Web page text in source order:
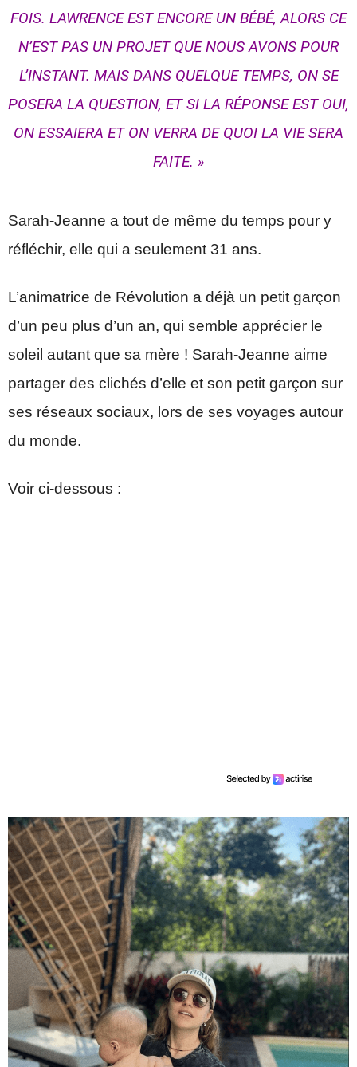
FOIS. LAWRENCE EST ENCORE UN BÉBÉ, ALORS CE
N’EST PAS UN PROJET QUE NOUS AVONS POUR
L’INSTANT. MAIS DANS QUELQUE TEMPS, ON SE
POSERA LA QUESTION, ET SI LA RÉPONSE EST OUI,
ON ESSAIERA ET ON VERRA DE QUOI LA VIE SERA
FAITE. »
Sarah-Jeanne a tout de même du temps pour y
réfléchir, elle qui a seulement 31 ans.
L’animatrice de Révolution a déjà un petit garçon
d’un peu plus d’un an, qui semble apprécier le
soleil autant que sa mère ! Sarah-Jeanne aime
partager des clichés d’elle et son petit garçon sur
ses réseaux sociaux, lors de ses voyages autour
du monde.
Voir ci-dessous :